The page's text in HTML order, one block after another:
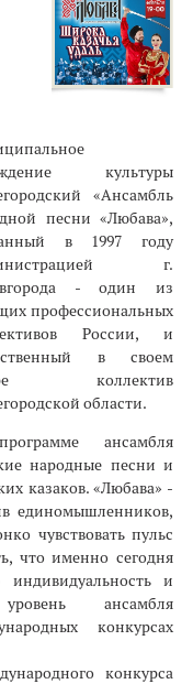
культуры
«Ансамбль
песни «Любава»,
в 1997 году
г.
- один из
профессиональных
России, и
в своем
коллектив
области.
ансамбля
народные песни и
казаков. «Любава» -
единомышленников,
чувствовать пульс
что именно сегодня
и
ансамбля
конкурсах
конкурса